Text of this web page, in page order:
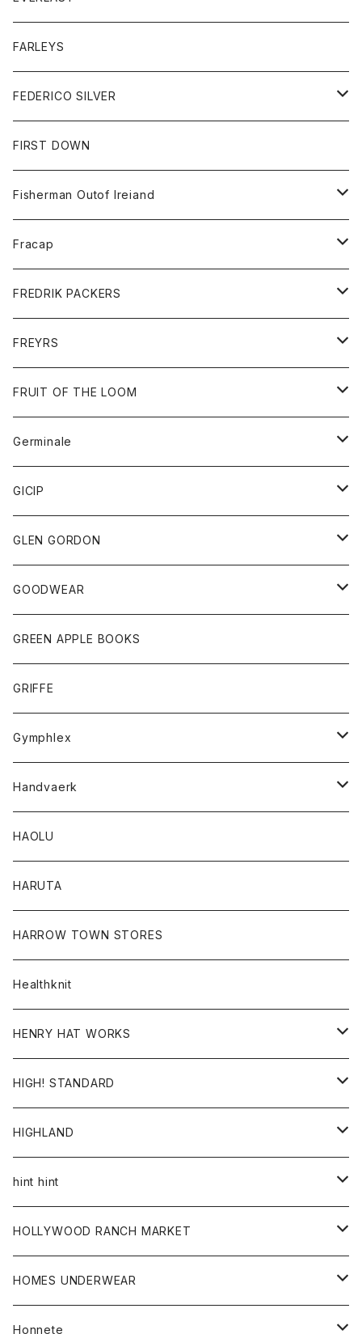
シャツ
セーター
ボトム
ショートパンツ
パンツ
レディース
コート
ジャケット
Tシャツ
ボトム
トップス
ジャケット
スエットシャツ
ボトム
スエットパンツ
グッズ
帽子
FARLEYS
FEDERICO SILVER
アクセサリー
FIRST DOWN
Fisherman Outof Ireiand
ニット
Fracap
グッズ
靴
FREDRIK PACKERS
アクセサリー
バッグ
FREYRS
サングラス
FRUIT OF THE LOOM
アウター
パーカー
グッズ
ネクタイ
チーフ
トップス
シャツ
タンクトップ
ボトム
ショートパンツ
スカート
レディース
スカート
Tシャツ
Germinale
靴
サンダル
GICIP
トップス
Tシャツ
GLEN GORDON
グッズ
手袋
GOODWEAR
トップス
Tシャツ
GREEN APPLE BOOKS
GRIFFE
Gymphlex
アウター
カーディガン
コート
トップス
シャツ
スウェット
レディース
カーディガン
コート
ボトム
パンツ
Handvaerk
トップス
Tシャツ
ロンTEE
HAOLU
HARUTA
HARROW TOWN STORES
Healthknit
HENRY HAT WORKS
帽子
HIGH! STANDARD
アウター
ジャケット
トップス
シャツ
カーディガン
ボトム
グッズ
帽子
HIGHLAND
帽子
hint hint
ストール
HOLLYWOOD RANCH MARKET
アウター
カーディガン
アクセサリー
HOMES UNDERWEAR
アウター
Honnete